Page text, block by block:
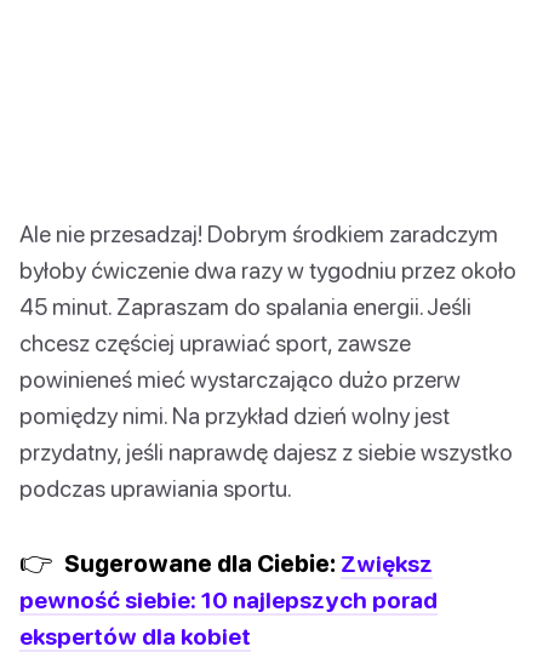
Ale nie przesadzaj! Dobrym środkiem zaradczym
byłoby ćwiczenie dwa razy w tygodniu przez około
45 minut. Zapraszam do spalania energii. Jeśli
chcesz częściej uprawiać sport, zawsze
powinieneś mieć wystarczająco dużo przerw
pomiędzy nimi. Na przykład dzień wolny jest
przydatny, jeśli naprawdę dajesz z siebie wszystko
podczas uprawiania sportu.
👉 Sugerowane dla Ciebie: Zwiększ
pewność siebie: 10 najlepszych porad
ekspertów dla kobiet